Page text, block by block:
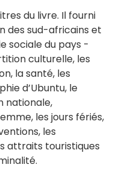
du livre. Il fourni
des sud-africains et
sociale du pays -
culturelle, les
la santé, les
d’Ubuntu, le
nationale,
les jours fériés,
les
attraits touristiques